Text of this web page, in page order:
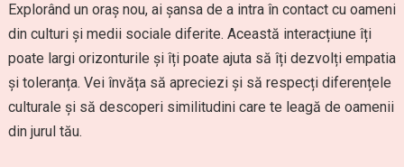
Explorând un oraș nou, ai șansa de a intra în contact cu oameni
din culturi și medii sociale diferite. Această interacțiune îți
poate largi orizonturile și îți poate ajuta să îți dezvolți empatia
și toleranța. Vei învăța să apreciezi și să respecți diferențele
culturale și să descoperi similitudini care te leagă de oamenii
din jurul tău.